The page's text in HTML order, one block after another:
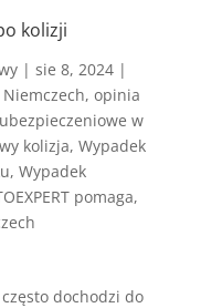
kolizji
| sie 8, 2024|
, opinia
w
kolizja, Wypadek
, Wypadek
pomaga,
dochodzi do